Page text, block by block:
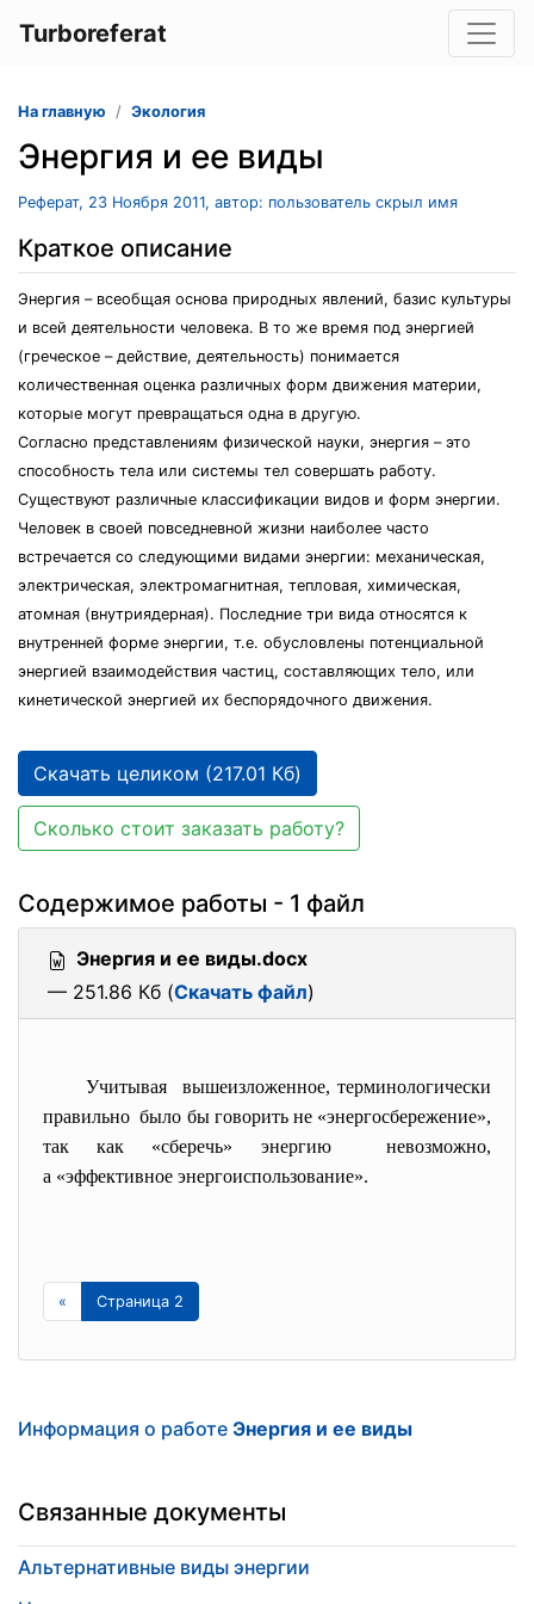
Turboreferat
На главную Экология
Энергия и ее виды
Реферат, 23 Ноября 2011, автор: пользователь скрыл имя
Краткое описание
Энергия – всеобщая основа природных явлений, базис культуры
и всей деятельности человека. В то же время под энергией
(греческое – действие, деятельность) понимается
количественная оценка различных форм движения материи,
которые могут превращаться одна в другую.
Согласно представлениям физической науки, энергия – это
способность тела или системы тел совершать работу.
Существуют различные классификации видов и форм энергии.
Человек в своей повседневной жизни наиболее часто
встречается со следующими видами энергии: механическая,
электрическая, электромагнитная, тепловая, химическая,
атомная (внутриядерная). Последние три вида относятся к
внутренней форме энергии, т.е. обусловлены потенциальной
энергией взаимодействия частиц, составляющих тело, или
кинетической энергией их беспорядочного движения.
Скачать целиком (217.01 Кб)
Сколько стоит заказать работу?
Содержимое работы - 1 файл
Энергия и ее виды.docx
— 251.86 Кб (Скачать файл)
Учитывая вышеизложенное, терминологически
правильно было бы говорить не «энергосбережение»,
так как «сберечь» энергию невозможно,
а «эффективное энергоиспользование».
« Страница 2
Информация о работе Энергия и ее виды
Связанные документы
Альтернативные виды энергии